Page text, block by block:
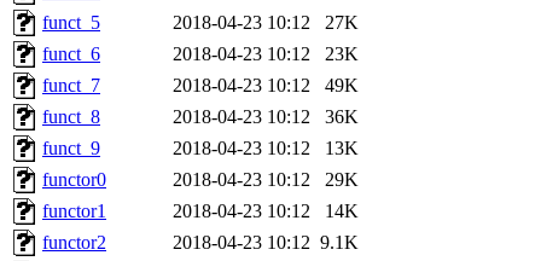
funct_5
2018-04-23 10:12
27K
funct_6
2018-04-23 10:12
23K
funct_7
2018-04-23 10:12
49K
funct_8
2018-04-23 10:12
36K
funct_9
2018-04-23 10:12
13K
functor0
2018-04-23 10:12
29K
functor1
2018-04-23 10:12
14K
functor2
2018-04-23 10:12 9.1K